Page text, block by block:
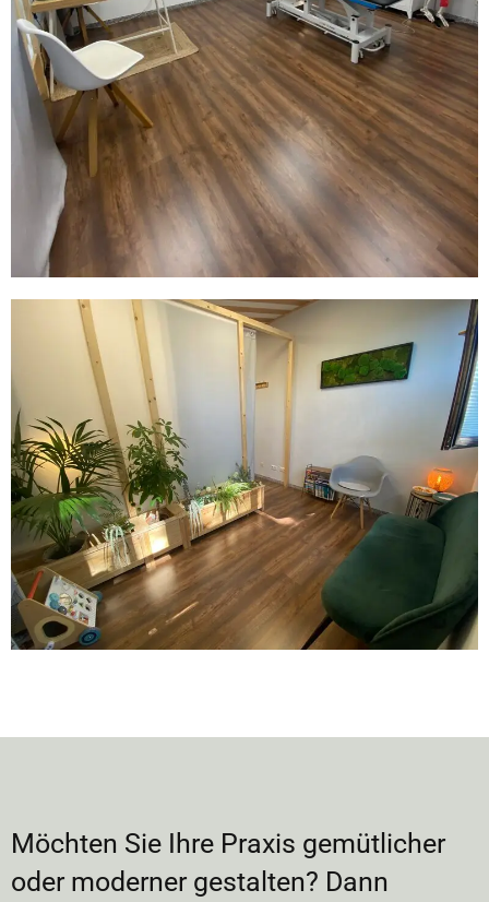
Möchten Sie Ihre Praxis gemütlicher
oder moderner gestalten? Dann